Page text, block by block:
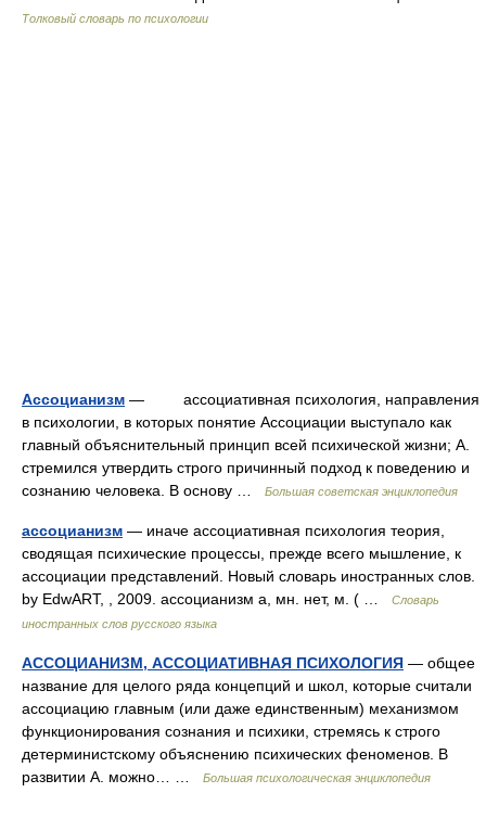
Толковый словарь по психологии
Ассоцианизм — ассоциативная психология, направления
в психологии, в которых понятие Ассоциации выступало как
главный объяснительный принцип всей психической жизни; А.
стремился утвердить строго причинный подход к поведению и
сознанию человека. В основу …
Большая советская энциклопедия
ассоцианизм — иначе ассоциативная психология теория,
сводящая психические процессы, прежде всего мышление, к
ассоциации представлений. Новый словарь иностранных слов.
by EdwART, , 2009. ассоцианизм а, мн. нет, м. ( …
Словарь
иностранных слов русского языка
АССОЦИАНИЗМ, АССОЦИАТИВНАЯ ПСИХОЛОГИЯ — общее
название для целого ряда концепций и школ, которые считали
ассоциацию главным (или даже единственным) механизмом
функционирования сознания и психики, стремясь к строго
детерминистскому объяснению психических феноменов. В
развитии А. можно… …
Большая психологическая энциклопедия